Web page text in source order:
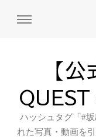
【
ハッシュタグ「#
れた写真・動画を